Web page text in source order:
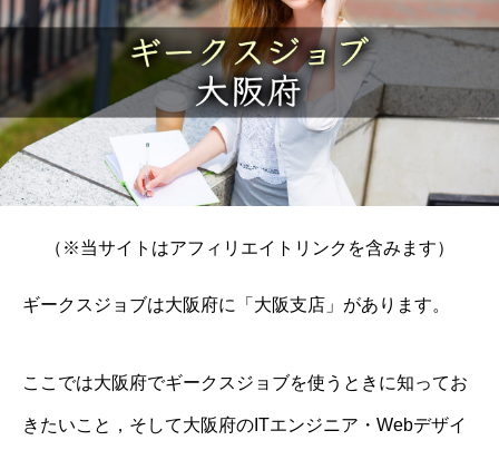
（※当サイトはアフィリエイトリンクを含みます）
ギークスジョブは大阪府に「大阪支店」があります。
ここでは大阪府でギークスジョブを使うときに知ってお
きたいこと，そして大阪府のITエンジニア・Webデザイ